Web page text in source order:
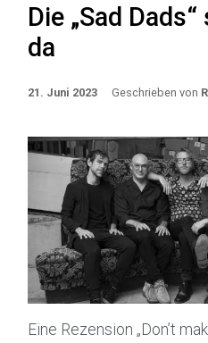
Die „Sad
da
21. Juni 2023 Geschrieben von
Eine Rezension „Don’t